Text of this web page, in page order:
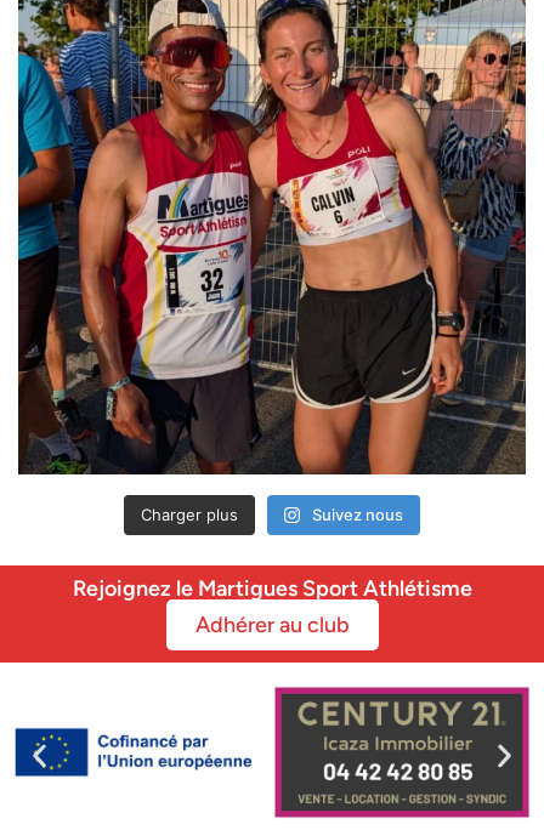
Charger plus Suivez nous
Rejoignez le Martigues Sport Athlétisme
Adhérer au club